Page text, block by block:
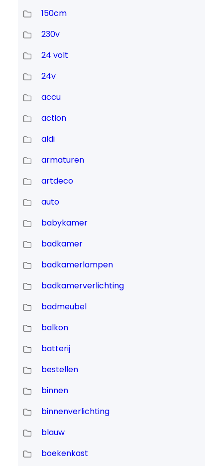
150cm
230v
24 volt
24v
accu
action
aldi
armaturen
artdeco
auto
babykamer
badkamer
badkamerlampen
badkamerverlichting
badmeubel
balkon
batterij
bestellen
binnen
binnenverlichting
blauw
boekenkast